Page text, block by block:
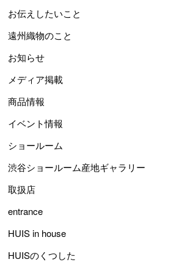
お伝えしたいこと
遠州織物のこと
お知らせ
メディア掲載
商品情報
イベント情報
ショールーム
渋谷ショールーム産地ギャラリー
取扱店
entrance
HUIS in house
HUISのくつした